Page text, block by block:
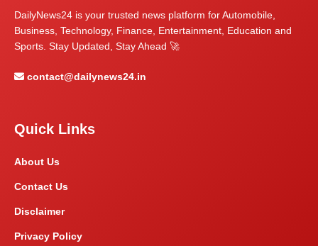
DailyNews24 is your trusted news platform for Automobile,
Business, Technology, Finance, Entertainment, Education and
Sports. Stay Updated, Stay Ahead 🚀
contact@dailynews24.in
Quick Links
About Us
Contact Us
Disclaimer
Privacy Policy